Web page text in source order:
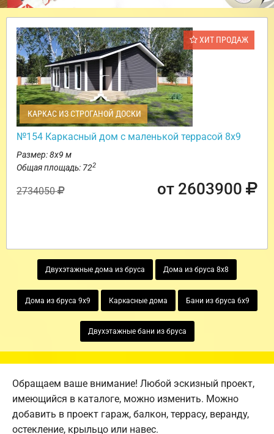
ХИТ ПРОДАЖ
КАРКАС ИЗ СТРОГАНОЙ ДОСКИ
№154 Каркасный дом с маленькой террасой 8х9
Размер: 8х9 м
Общая площадь: 722
2734050 от 2603900
Двухэтажные дома из бруса Дома из бруса 8х8
Дома из бруса 9х9 Каркасные дома Бани из бруса 6х9
Двухэтажные бани из бруса
Обращаем ваше внимание! Любой эскизный проект,
имеющийся в каталоге, можно изменить. Можно
добавить в проект гараж, балкон, террасу, веранду,
остекление, крыльцо или навес.